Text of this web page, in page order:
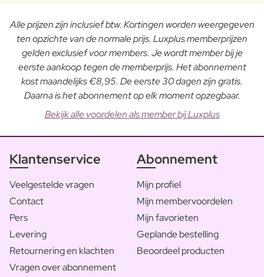
Alle prijzen zijn inclusief btw. Kortingen worden weergegeven
ten opzichte van de normale prijs. Luxplus memberprijzen
gelden exclusief voor members. Je wordt member bij je
eerste aankoop tegen de memberprijs. Het abonnement
kost maandelijks €8,95. De eerste 30 dagen zijn gratis.
Daarna is het abonnement op elk moment opzegbaar.
Bekijk alle voordelen als member bij Luxplus
Klantenservice
Veelgestelde vragen
Contact
Pers
Levering
Retournering en klachten
Vragen over abonnement
Abonnement
Mijn profiel
Mijn membervoordelen
Mijn favorieten
Geplande bestelling
Beoordeel producten